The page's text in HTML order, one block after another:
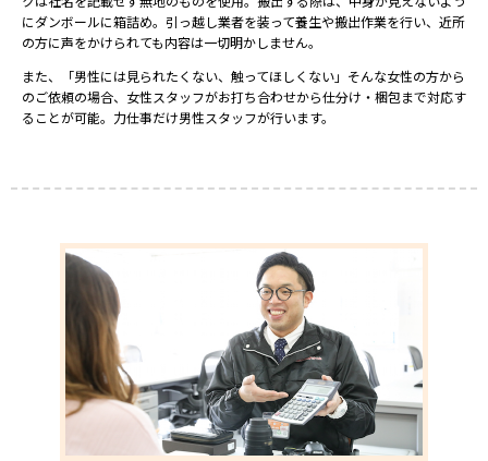
にダンボールに箱詰め。引っ越し業者を装って養生や搬出作業を行い、近所
の方に声をかけられても内容は一切明かしません。
また、「男性には見られたくない、触ってほしくない」そんな女性の方から
のご依頼の場合、女性スタッフがお打ち合わせから仕分け・梱包まで対応す
ることが可能。力仕事だけ男性スタッフが行います。